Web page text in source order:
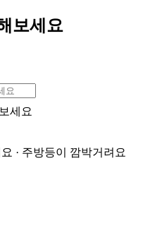
보세요
세요
· 주방등이 깜박거려요